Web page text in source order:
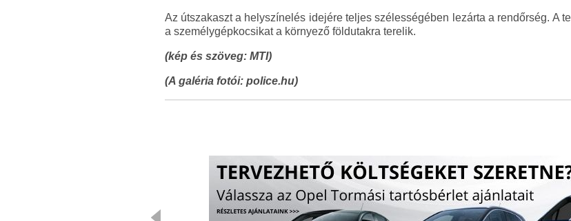
Az útszakaszt a helyszínelés idejére teljes szélességében lezárta a rendőrség. A
a személygépkocsikat a környező földutakra terelik.
(kép és szöveg: MTI)
(A galéria fotói: police.hu)